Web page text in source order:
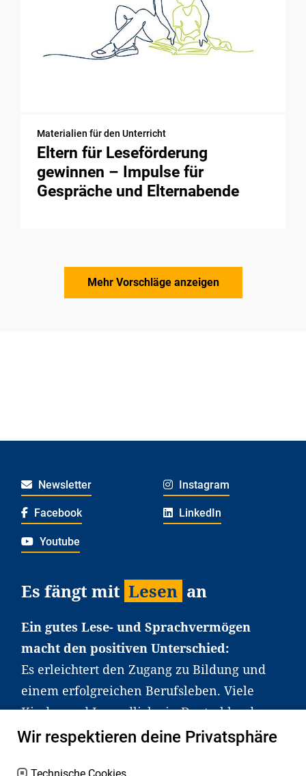
Materialien für den Unterricht
Eltern für Leseförderung
gewinnen – Impulse für
Gespräche und Elternabende
Mehr Vorschläge anzeigen
Newsletter Instagram
Facebook LinkedIn
Youtube
Es fängt mit Lesen an
Ein gutes Lese- und Sprachvermögen
macht den positiven Unterschied:
Es erleichtert den Zugang zu Bildung und
einem erfolgreichen Berufsleben. Viele
Kinder und Jugendliche in Deutschland
haben aber große Schwierigkeiten dabei.
Wir respektieren deine Privatsphäre